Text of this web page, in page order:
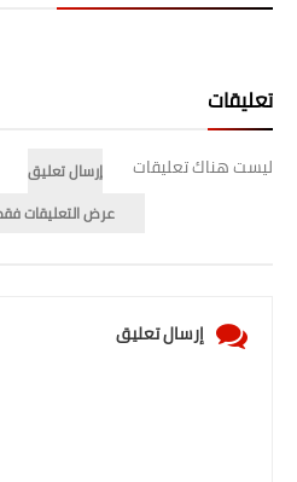
تعليقات
ليست هناك تعليقات
إرسال تعليق
عرض التعليقات
إرسال تعليق